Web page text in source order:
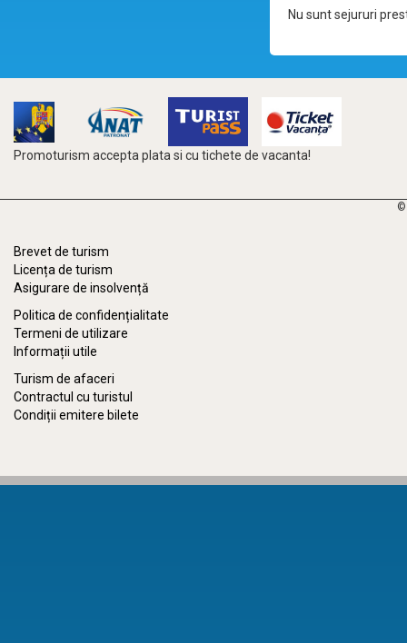
Nu sunt sejururi
Promoturism accepta plata si cu tichete de vacanta!
©
Brevet de turism
Licența de turism
Asigurare de insolvență
Politica de confidențialitate
Termeni de utilizare
Informații utile
Turism de afaceri
Contractul cu turistul
Condiții emitere bilete